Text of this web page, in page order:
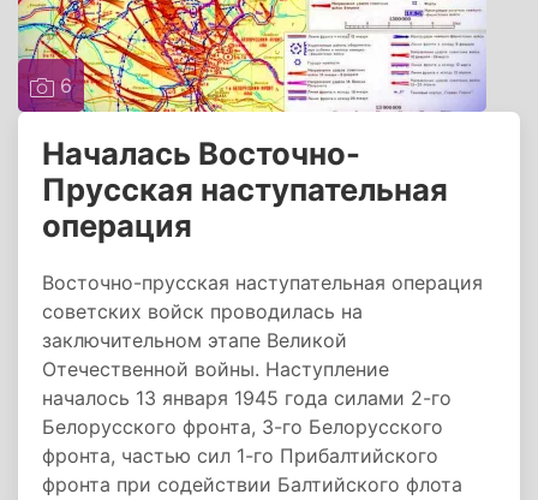
6
Началась Восточно-
Прусская наступательная
операция
Восточно-прусская наступательная операция
советских войск проводилась на
заключительном этапе Великой
Отечественной войны. Наступление
началось 13 января 1945 года силами 2-го
Белорусского фронта, 3-го Белорусского
фронта, частью сил 1-го Прибалтийского
фронта при содействии Балтийского флота